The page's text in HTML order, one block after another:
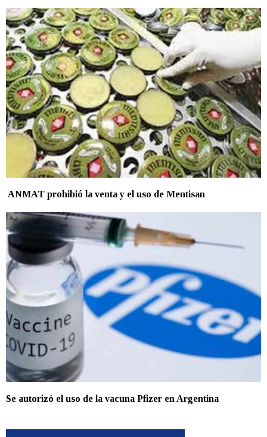
ANMAT prohibió la venta y el uso de Mentisan
Se autorizó el uso de la vacuna Pfizer en Argentina